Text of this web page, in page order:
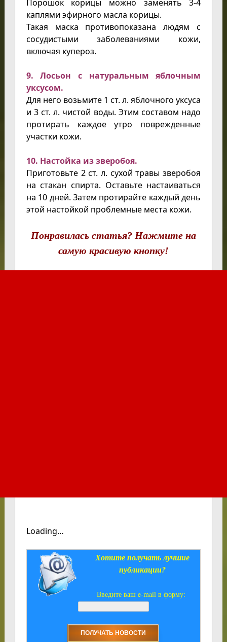
Порошок корицы можно заменять 3-4
каплями эфирного масла корицы.
Такая маска противопоказана людям с
сосудистыми заболеваниями кожи,
включая купероз.
9. Лосьон с натуральным яблочным
уксусом.
Для него возьмите 1 ст. л. яблочного уксуса
и 3 ст. л. чистой воды. Этим составом надо
протирать каждое утро поврежденные
участки кожи.
10. Настойка из зверобоя.
Приготовьте 2 ст. л. сухой травы зверобоя
на стакан спирта. Оставьте настаиваться
на 10 дней. Затем протирайте каждый день
этой настойкой проблемные места кожи.
Понравилась статья? Нажмите на
самую красивую кнопку!
Loading…
Хотите получать лучшие
публикации?
Введите ваш e-mail в форму: